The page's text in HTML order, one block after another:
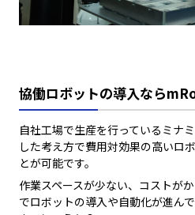
協働ロボットの導入なら
自社工場で生産を行っているミナ
した考え方で費用対効果の高いロ
とが可能です。
作業スペースが少ない、コストが
でロボットの導入や自動化が進ん